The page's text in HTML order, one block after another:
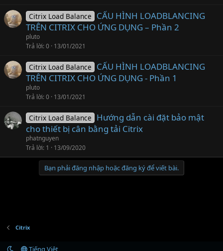
Citrix Load Balance
CẤU HÌNH LOADBLANCING
TRÊN CITRIX CHO ỨNG DỤNG – Phần 2
pluto
Trả lời 0 13/01/2021
Citrix Load Balance
CẤU HÌNH LOADBLANCING
TRÊN CITRIX CHO ỨNG DỤNG - Phần 1
pluto
Trả lời 0 13/01/2021
Citrix Load Balance
Hướng dẫn cài đặt bảo mật
cho thiết bị cân bằng tải Citrix
phatnguyen
Trả lời 1 13/09/2020
Bạn phải đăng nhập hoặc đăng ký để viết bài.
Citrix
Tiếng Việt